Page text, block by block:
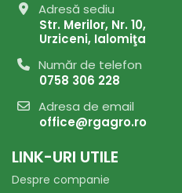
Adresă sediu
Str. Merilor, Nr. 10,
Urziceni, Ialomiţa
Număr de telefon
0758 306 228
Adresa de email
office@rgagro.ro
LINK-URI UTILE
Despre companie